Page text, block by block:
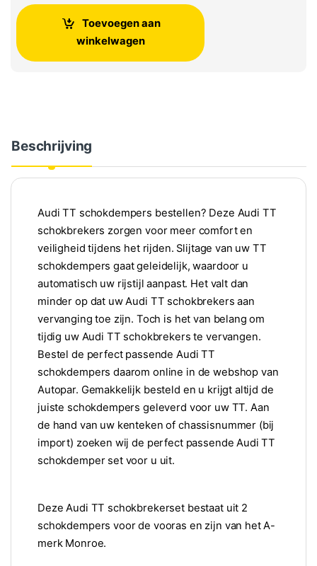
Toevoegen aan
winkelwagen
Beschrijving
Audi TT schokdempers bestellen? Deze Audi TT
schokbrekers zorgen voor meer comfort en
veiligheid tijdens het rijden. Slijtage van uw TT
schokdempers gaat geleidelijk, waardoor u
automatisch uw rijstijl aanpast. Het valt dan
minder op dat uw Audi TT schokbrekers aan
vervanging toe zijn. Toch is het van belang om
tijdig uw Audi TT schokbrekers te vervangen.
Bestel de perfect passende Audi TT
schokdempers daarom online in de webshop van
Autopar. Gemakkelijk besteld en u krijgt altijd de
juiste schokdempers geleverd voor uw TT. Aan
de hand van uw kenteken of chassisnummer (bij
import) zoeken wij de perfect passende Audi TT
schokdemper set voor u uit.
Deze Audi TT schokbrekerset bestaat uit 2
schokdempers voor de vooras en zijn van het A-
merk Monroe.